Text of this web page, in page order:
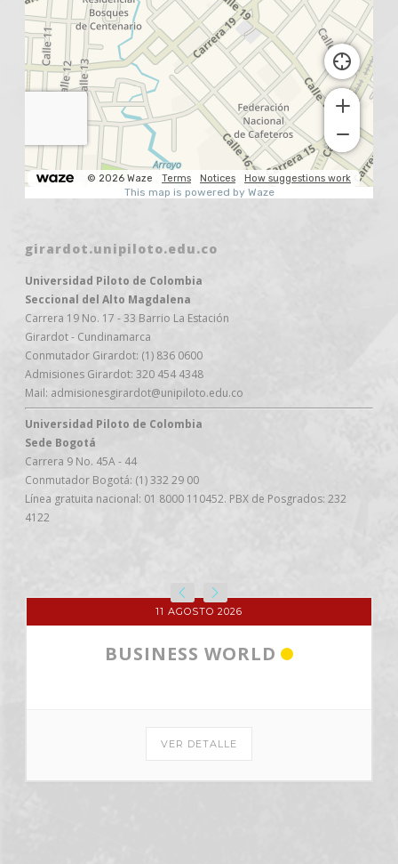
girardot.unipiloto.edu.co
Universidad Piloto de Colombia
Seccional del Alto Magdalena
Carrera 19 No. 17 - 33 Barrio La Estación
Girardot - Cundinamarca
Conmutador Girardot: (1) 836 0600
Admisiones Girardot: 320 454 4348
Mail: admisionesgirardot@unipiloto.edu.co
Universidad Piloto de Colombia
Sede Bogotá
Carrera 9 No. 45A - 44
Conmutador Bogotá: (1) 332 29 00
Línea gratuita nacional: 01 8000 110452. PBX de Posgrados: 232
4122
11 AGOSTO 2026
BUSINESS WORLD
VER DETALLE